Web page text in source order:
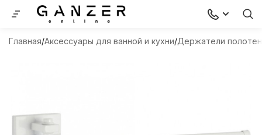
Главная Аксессуары для ванной и кухни Держатели